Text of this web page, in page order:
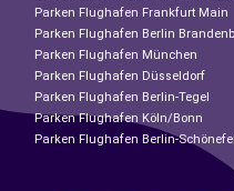
Parken Flughafen Frankfurt Main
Parken Flughafen Berlin
Parken Flughafen München
Parken Flughafen Düsseldorf
Parken Flughafen Berlin-Tegel
Parken Flughafen Köln/Bonn
Parken Flughafen Berlin-